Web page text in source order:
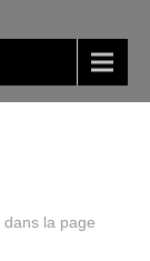
dans la page